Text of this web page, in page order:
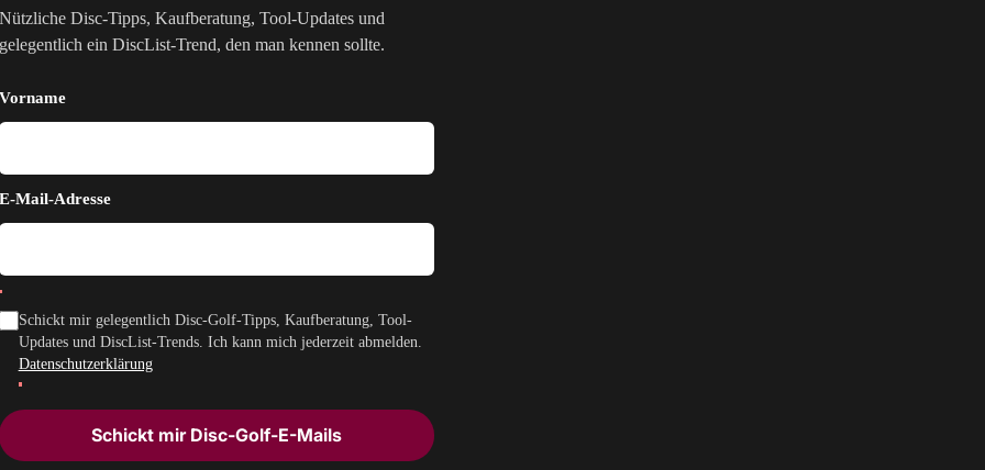
Nützliche Disc-Tipps, Kaufberatung, Tool-Updates und
gelegentlich ein DiscList-Trend, den man kennen sollte.
Vorname
E-Mail-Adresse
Schickt mir gelegentlich Disc-Golf-Tipps, Kaufberatung, Tool-
Updates und DiscList-Trends. Ich kann mich jederzeit abmelden.
Datenschutzerklärung
Schickt mir Disc-Golf-E-Mails